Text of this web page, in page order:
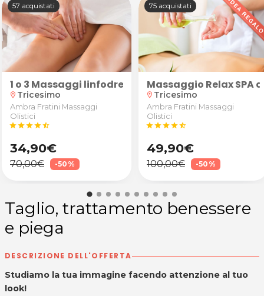
di Tavagnacco
zone a scelta tra addome, glutei, cosce, retro
eseguito da una make-up artist alla
57 acquistati
1 o 3 Massaggi linfodrenante addome/gambe in
location_on Tricesimo
Ambra Fratini Massaggi
Olistici
starstarstarstarstar_half
34,90€
70,00€ -50%
75 acquistati
Massaggio Relax
location_on Tricesimo
Ambra Fratini Massaggi
Olistici
starstarstarstarstar_half
49,90€
100,00€ -50%
Taglio, trattamento benessere
e piega
DESCRIZIONE DELL'OFFERTA
Studiamo la tua immagine facendo attenzione al tuo
look!